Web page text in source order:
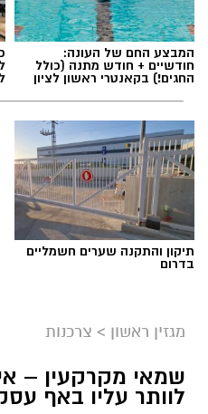
המבצע החם של העונה:
חודשיים + חודש מתנה (כולל
החגים!) בקאנטרי ראשון לציון
תיקון והתקנה שערים חשמליים
בדרום
מגזין ראשון > צרכנות
שמאי מקרקעין –
לוותר עליו באף